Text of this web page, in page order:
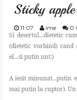
SHOP
Sticky
11:07 ime 0
Si desertul...dietetic
(dietetic vorbind) cand
el...si putin unt:)
A iesit minunat...putin
mai putin la cuptor).